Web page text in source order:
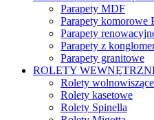
Parapety MDF
Parapety komorowe
Parapety
Parapety z
Parapety granitowe
ROLETY
Rolety wolnowiszące
Rolety kasetowe
Rolety Spinella